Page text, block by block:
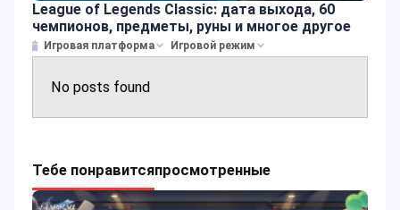
League of Legends Classic: дата выхода, 60
чемпионов, предметы, руны и многое другое
Игровая платформа Игровой режим
No posts found
Тебе понравитсяпросмотренные